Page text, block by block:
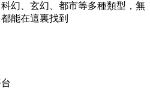
幻、玄幻、都市等多種類型，無
能在這裏找到